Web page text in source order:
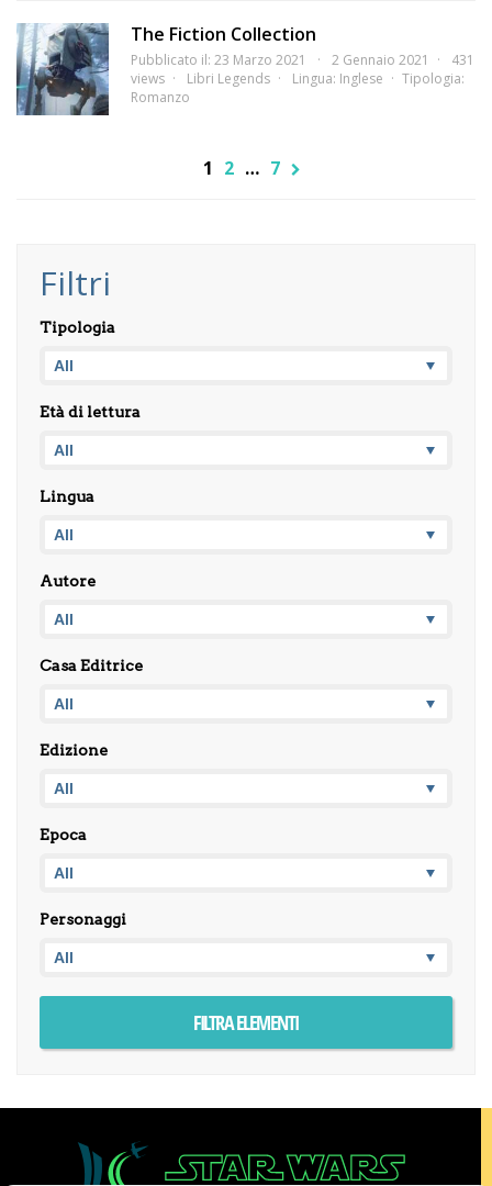
The Fiction Collection
Pubblicato il: 23 Marzo 2021 2 Gennaio 2021
431
views
Libri Legends Lingua: Inglese
Tipologia:
Romanzo
1 2 … 7
Filtri
Tipologia
Età di lettura
Lingua
Autore
Casa Editrice
Edizione
Epoca
Personaggi